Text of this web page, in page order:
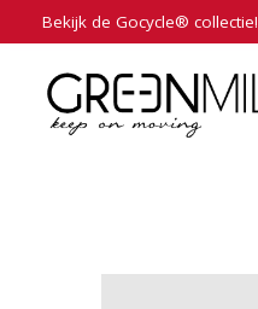
Bekijk de Gocycle® collectie!